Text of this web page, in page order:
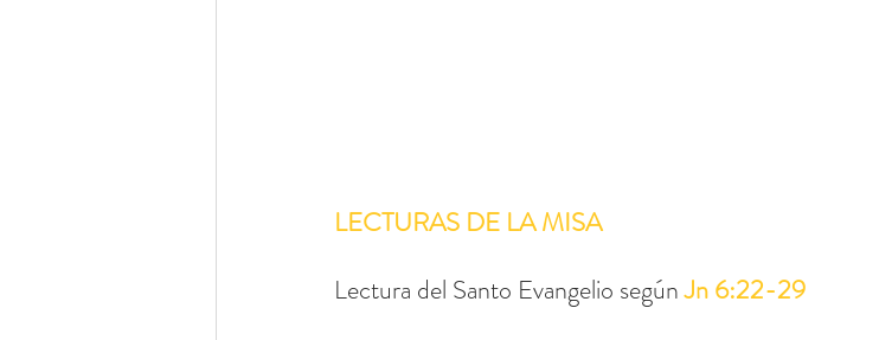
LECTURAS DE LA MISA
Lectura del Santo Evangelio según Jn 6:22-29